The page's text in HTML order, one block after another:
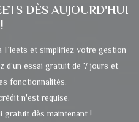
DÈS AUJOURD'HUI
!
Fleets et simplifiez votre gestion
d'un essai gratuit de 7 jours et
fonctionnalités.
n'est requise.
dès maintenant !